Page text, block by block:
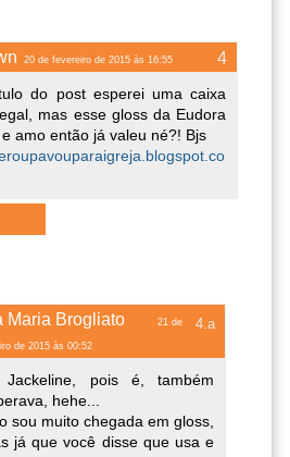
20 de fevereiro de 2015 às 16:55
do post esperei uma caixa
mas esse gloss da Eudora
amo então já valeu né?! Bjs
Maria Brogliato 21 de
de 2015 às 00:52
pois é, também
hehe...
sou muito chegada em gloss,
já que você disse que usa e